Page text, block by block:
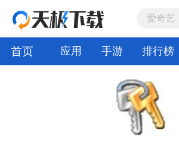
首页 应用 手游 排行榜